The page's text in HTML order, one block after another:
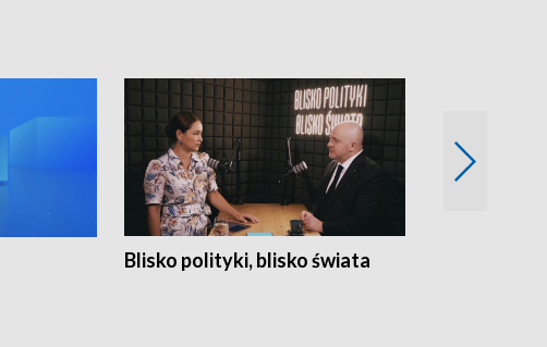
Blisko polityki, blisko świata